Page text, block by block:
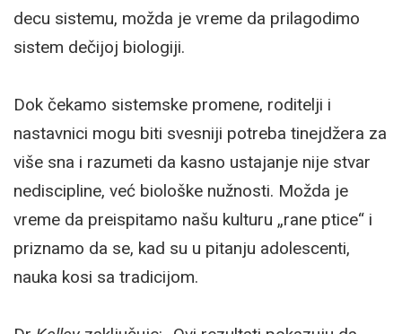
decu sistemu, možda je vreme da prilagodimo
sistem dečijoj biologiji.
Dok čekamo sistemske promene, roditelji i
nastavnici mogu biti svesniji potreba tinejdžera za
više sna i razumeti da kasno ustajanje nije stvar
nediscipline, već biološke nužnosti. Možda je
vreme da preispitamo našu kulturu „rane ptice“ i
priznamo da se, kad su u pitanju adolescenti,
nauka kosi sa tradicijom.